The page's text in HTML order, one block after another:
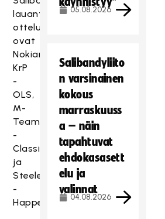
lauantain
ottelut
ovat
Nokian
KrP
-
OLS,
M-
Team
-
Classic
ja
Steelers
-
Happee.
05.08.2026
Salibandyliito
n varsinainen
kokous
marraskuuss
a – näin
tapahtuvat
ehdokasasett
elu ja
valinnat
04.08.2026